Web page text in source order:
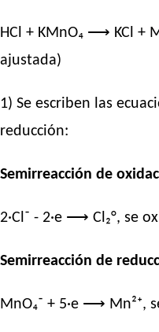
HCl + KMnO₄ ⟶ KCl +
ajustada)
1) Se escriben las
reducción:
Semirreacción de
2·Cl⁻ - 2·e ⟶ Cl₂°, se
Semirreacción de
MnO₄⁻ + 5·e ⟶ Mn²⁺,